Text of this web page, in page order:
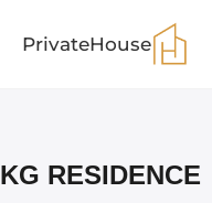
PrivateHouse
RESIDENCE